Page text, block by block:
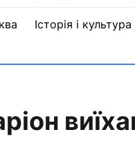
Історія і культура